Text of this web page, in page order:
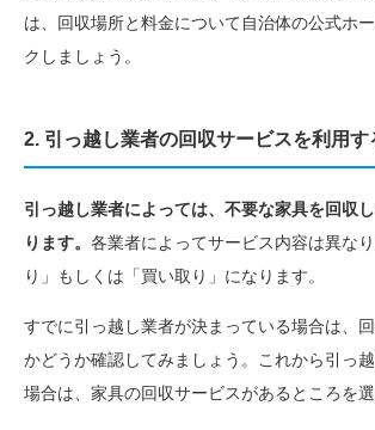
は、回収場所と料金について自治体の公式ホ
クしましょう。
2. 引っ越し業者の回収サービスを利用す
引っ越し業者によっては、不要な家具を回収
ります。 各業者によってサービス内容は異な
り」もしくは「買い取り」になります。
すでに引っ越し業者が決まっている場合は、
かどうか確認してみましょう。これから引っ
場合は、家具の回収サービスがあるところを選